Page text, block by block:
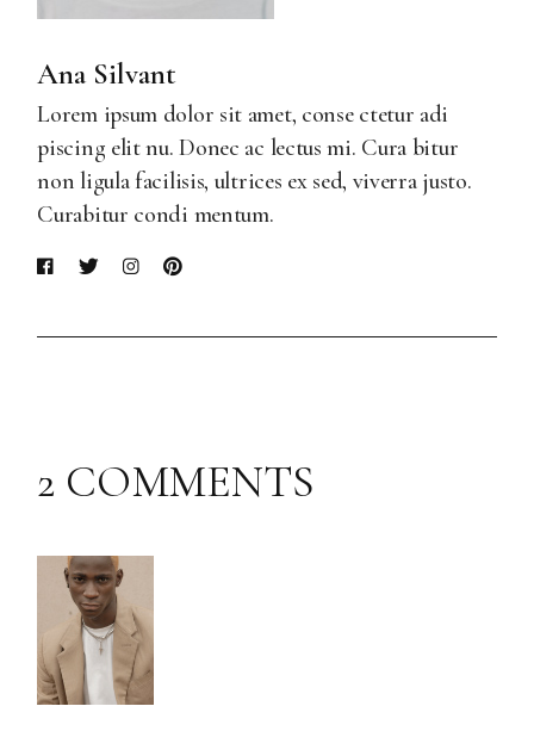
Ana Silvant
Lorem ipsum dolor sit amet, conse ctetur adi
piscing elit nu. Donec ac lectus mi. Cura bitur
non ligula facilisis, ultrices ex sed, viverra justo.
Curabitur condi mentum.
2 COMMENTS